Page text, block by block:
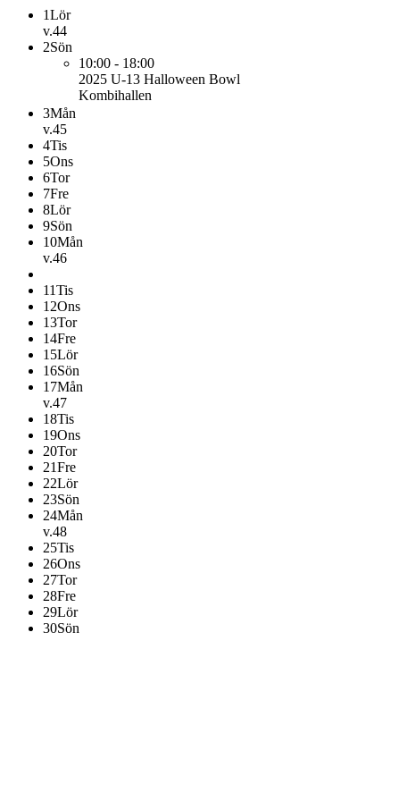
1Lör
v.44
2Sön
10:00 - 18:00
2025 U-13 Halloween Bowl
Kombihallen
3Mån
v.45
4Tis
5Ons
6Tor
7Fre
8Lör
9Sön
10Mån
v.46
11Tis
12Ons
13Tor
14Fre
15Lör
16Sön
17Mån
v.47
18Tis
19Ons
20Tor
21Fre
22Lör
23Sön
24Mån
v.48
25Tis
26Ons
27Tor
28Fre
29Lör
30Sön